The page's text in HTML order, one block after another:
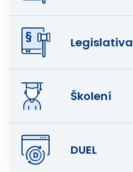
Legislativa
Školení
DUEL